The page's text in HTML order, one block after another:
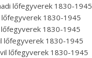
lőfegyverek 1830-1945
lőfegyverek 1830-1945
1830-1945
lőfegyverek 1830-1945
lőfegyverek 1830-1945